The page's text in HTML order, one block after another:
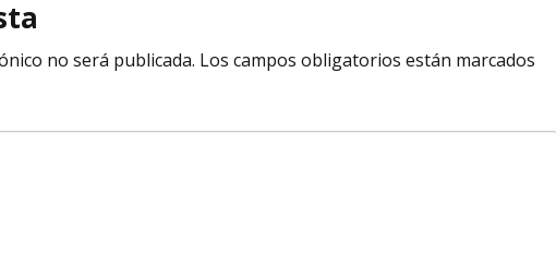
no será publicada. Los campos obligatorios están marcados